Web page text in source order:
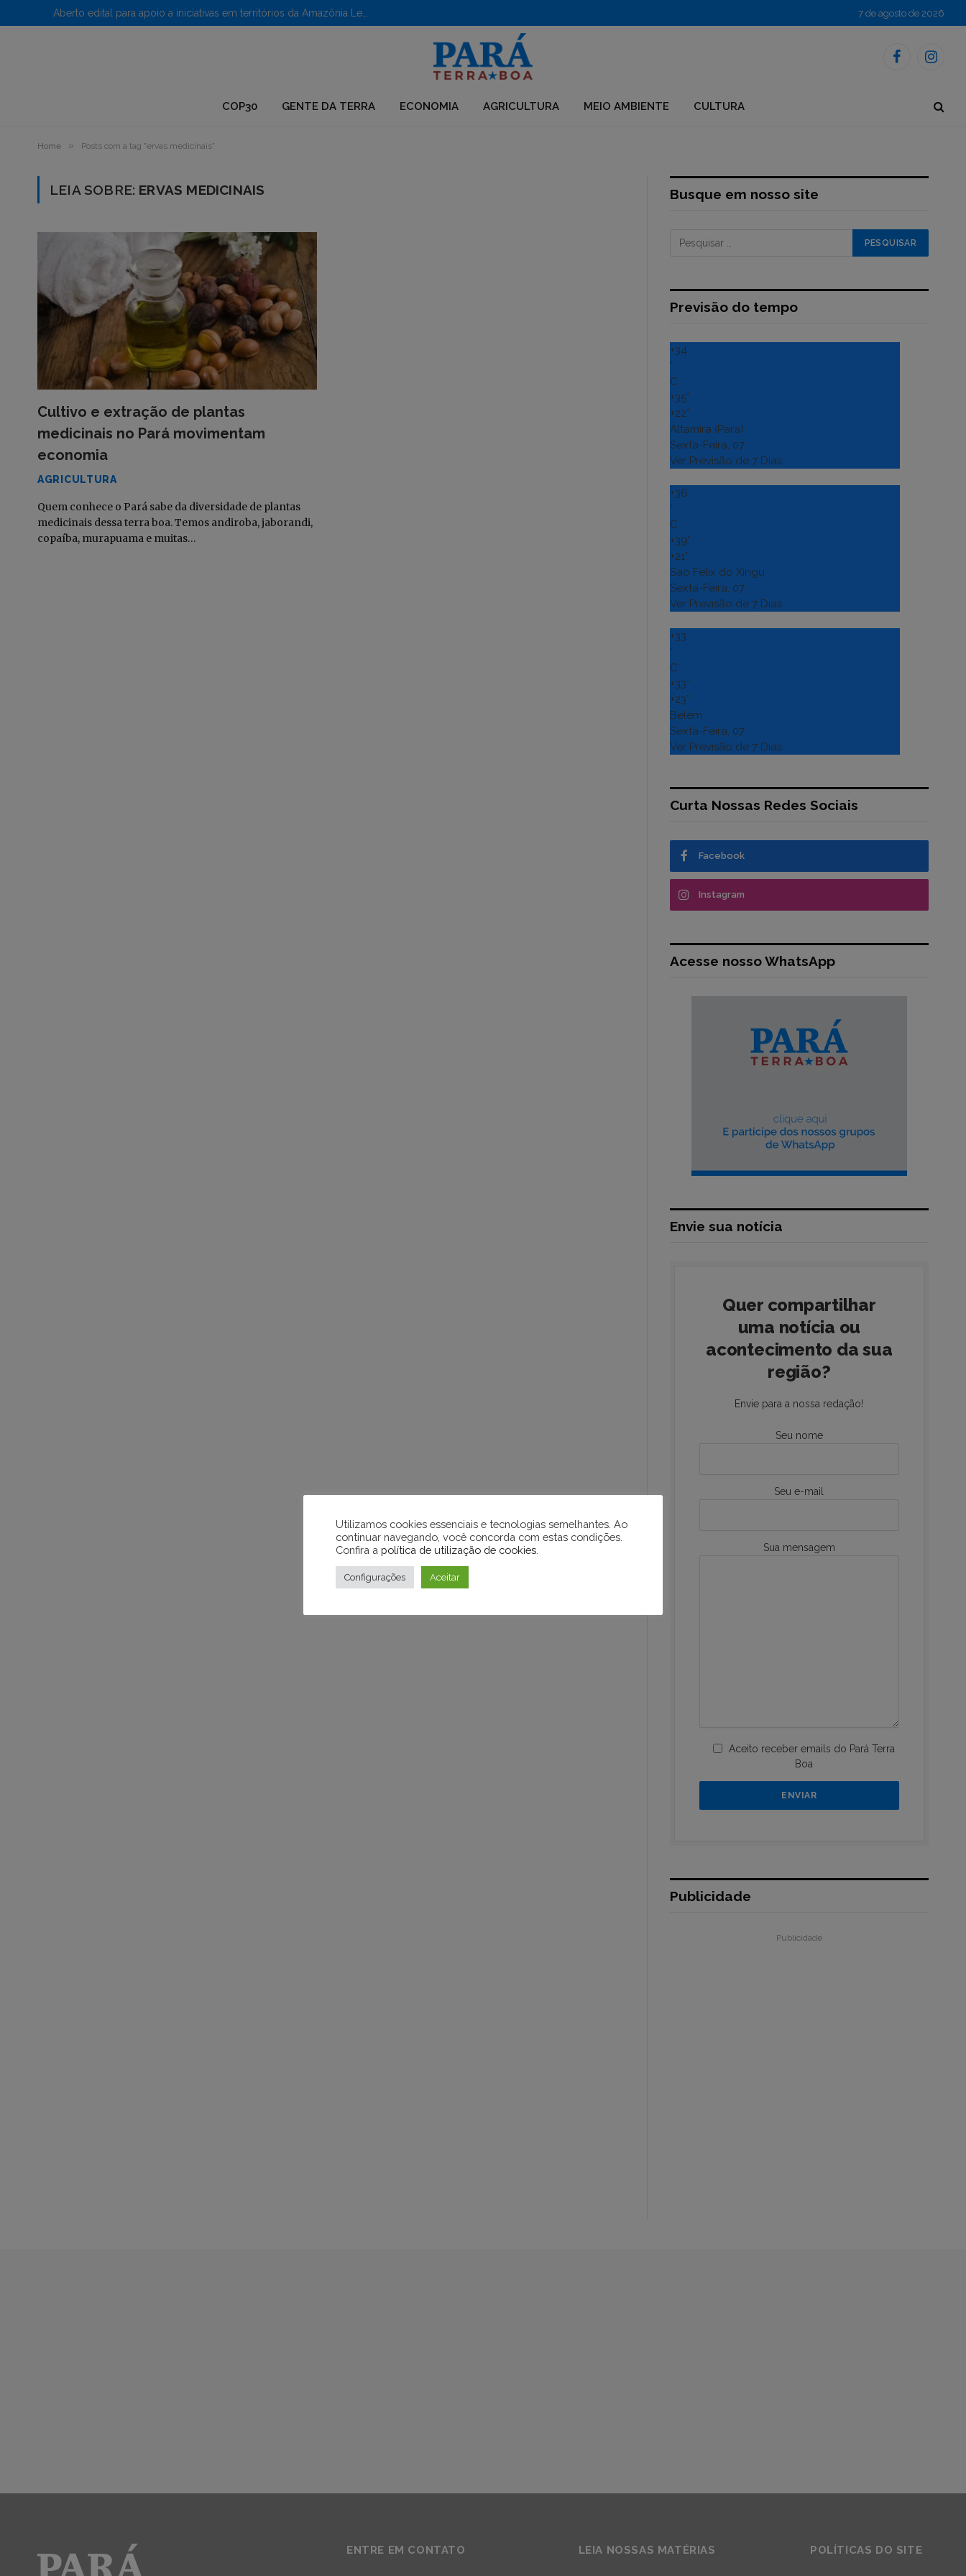
7 de agosto de 2026
Facebook
COP30 GENTE DA TERRA ECONOMIA AGRICULTURA MEIO AMBIENTE CULTURA
Home » Posts com a tag "ervas medicinais"
LEIA SOBRE: ERVAS MEDICINAIS
Cultivo e extração de plantas
medicinais no Pará movimentam
economia
AGRICULTURA
Quem conhece o Pará sabe da diversidade de plantas
medicinais dessa terra boa. Temos andiroba, jaborandi,
copaíba, murapuama e muitas…
Busque em nosso site
Previsão do tempo
+34
°
C
+35°
+22°
Altamira (Para)
Sexta-Feira, 07
Ver Previsão de 7 Dias
+36
°
C
+39°
+21°
Sao Felix do Xingu
Sexta-Feira, 07
Ver Previsão de 7 Dias
+33
°
C
+33°
+23°
Belém
Sexta-Feira, 07
Ver Previsão de 7 Dias
Curta Nossas Redes Sociais
Facebook
Instagram
Acesse nosso WhatsApp
Envie sua notícia
Quer compartilhar
uma notícia ou
acontecimento da sua
região?
Envie para a nossa redação!
Seu nome
Seu e-mail
Sua mensagem
Aceito receber emails do Pará Terra
Boa
Publicidade
Publicidade
ENTRE EM CONTATO LEIA NOSSAS MATÉRIAS POLÍTICAS DO SITE
Utilizamos cookies essenciais e tecnologias semelhantes. Ao
continuar navegando, você concorda com estas condições.
Confira a política de utilização de cookies
Configurações Aceitar